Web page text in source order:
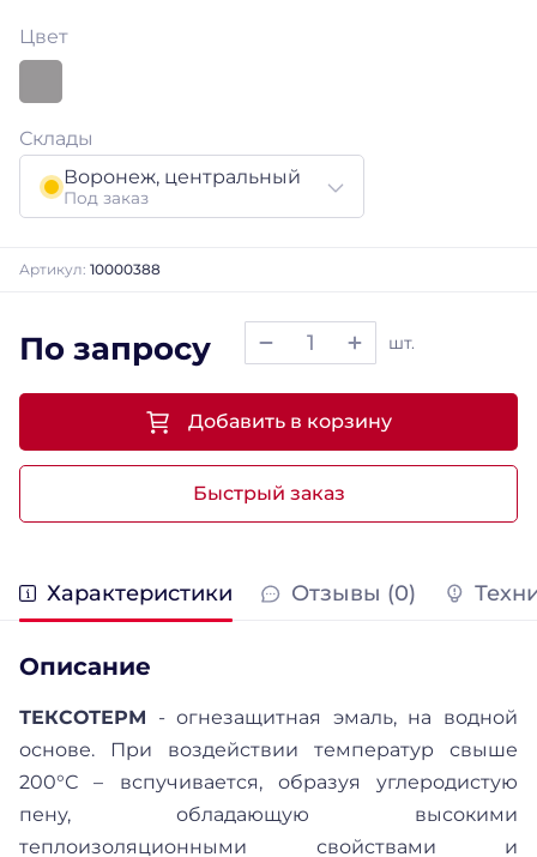
Цвет
Склады
Воронеж, центральный
Под заказ
Артикул: 10000388
По запросу шт.
Быстрый заказ
Добавить в корзину
Характеристики Отзывы (0)
Описание
ТЕКСОТЕРМ - огнезащитная эмаль, на водной
основе. При воздействии температур свыше
200°С – вспучивается, образуя углеродистую
пену, обладающую высокими
теплоизоляционными свойствами и